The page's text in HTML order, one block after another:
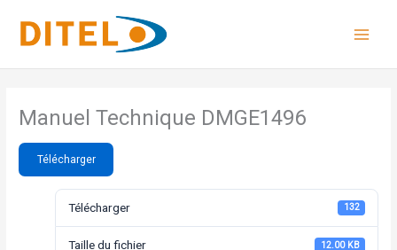
contenu
Manuel Technique DMGE1496
Télécharger
Télécharger 132
Taille du fichier 12.00 KB